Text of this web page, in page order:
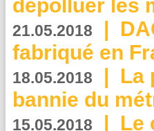
dépolluer les
21.05.2018 |
fabriqué en
18.05.2018 | La
bannie du
15.05.2018 | Le